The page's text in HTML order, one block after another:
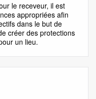
le receveur, il est
appropriées afin
dans le but de
créer des protections
un lieu.